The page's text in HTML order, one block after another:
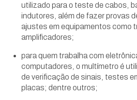
utilizado para o teste de cabos,
indutores, além de fazer provas
ajustes em equipamentos como
amplificadores;
para quem trabalha com
computadores, o multímetro é
de verificação de sinais, testes
placas; dentre outros;